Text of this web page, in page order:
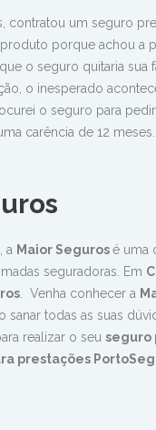
contratou um seguro
porque achou a
o seguro quitaria sua
o inesperado
o seguro para
carência de 12
, a Maior Segurosé uma
seguradoras. Em
. Venha conhecer a
todas as suas
realizar o seu seguro
prestações